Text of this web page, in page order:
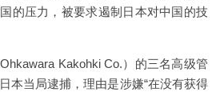
的压力，被要求遏制日本对中国的技
Kakohki Co.）的三名高级管
本当局逮捕，理由是涉嫌“在没有获得